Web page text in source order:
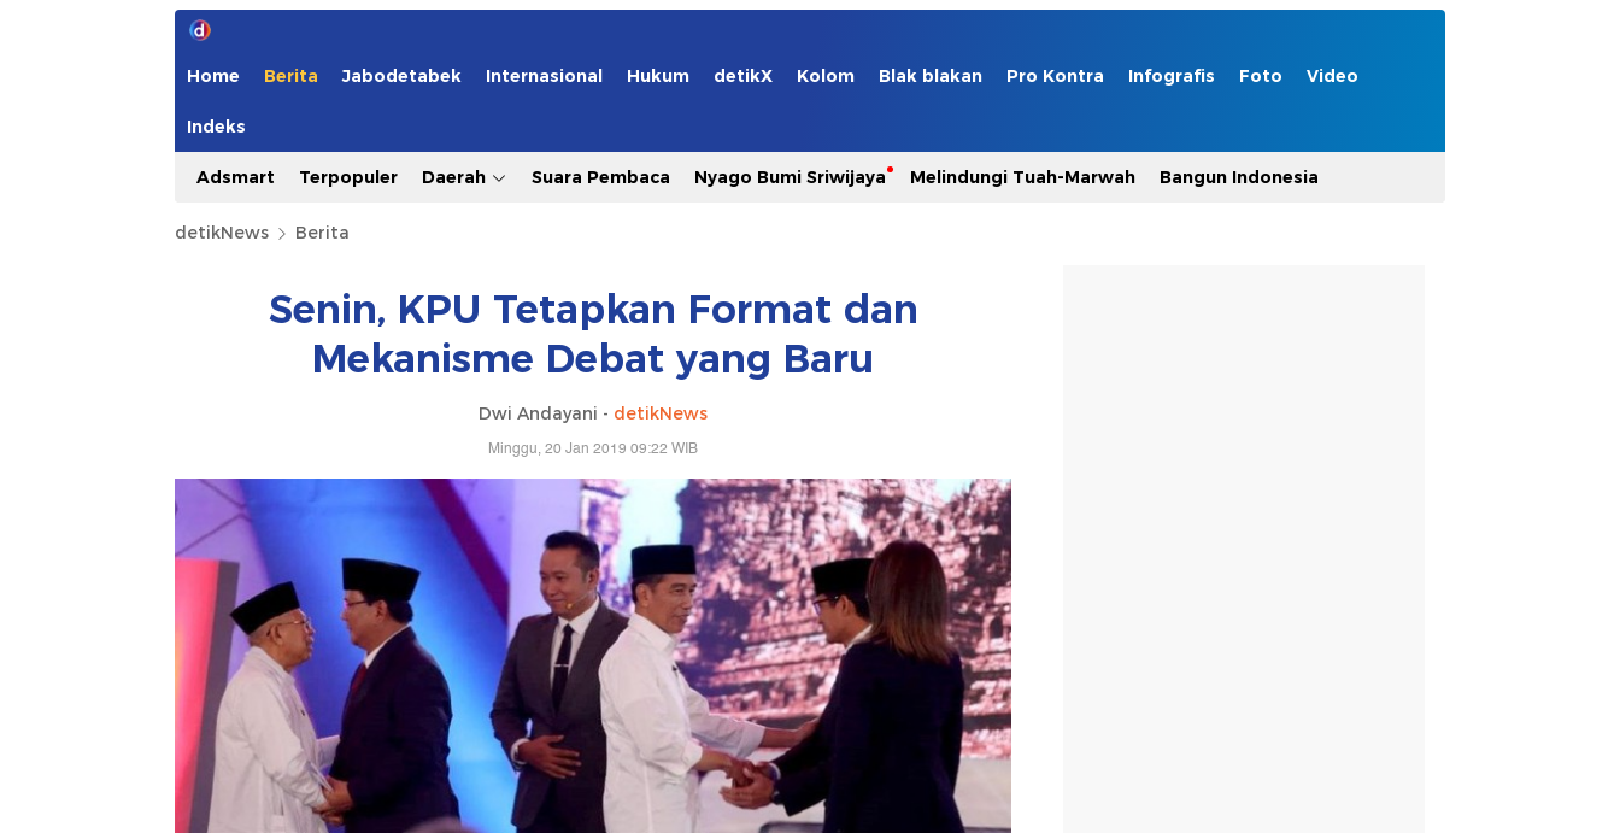
Home Berita Jabodetabek Internasional Hukum detikX Kolom Blak blakan Pro Kontra Infografis Foto Video
Indeks
Adsmart Terpopuler Daerah Suara Pembaca Nyago Bumi Sriwijaya Melindungi Tuah-Marwah Bangun Indonesia
detikNews Berita
Senin, KPU Tetapkan Format dan
Mekanisme Debat yang Baru
Dwi Andayani - detikNews
Minggu, 20 Jan 2019 09:22 WIB